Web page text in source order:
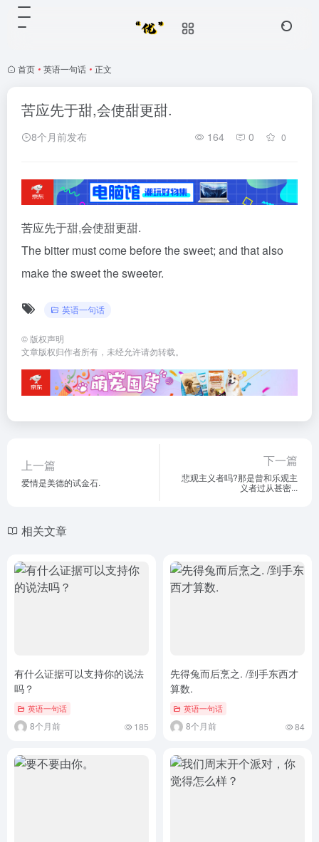
首页 • 英语一句话 • 正文
苦应先于甜,会使甜更甜.
8个月前发布 164 0 0
苦应先于甜,会使甜更甜.
The bitter must come before the sweet; and that also
make the sweet the sweeter.
英语一句话
© 版权声明
文章版权归作者所有，未经允许请勿转载。
上一篇
爱情是美德的试金石.
下一篇
悲观主义者吗?那是曾和乐观主
义者过从甚密...
相关文章
有什么证据可以支持你的说法
吗？
英语一句话
8个月前 185
先得兔而后烹之. /到手东西才
算数.
英语一句话
8个月前 84